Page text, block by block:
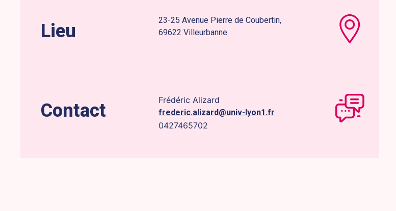
Lieu
23-25 Avenue Pierre de Coubertin,
69622 Villeurbanne
Contact Frédéric Alizard
frederic.alizard@univ-lyon1.fr
0427465702